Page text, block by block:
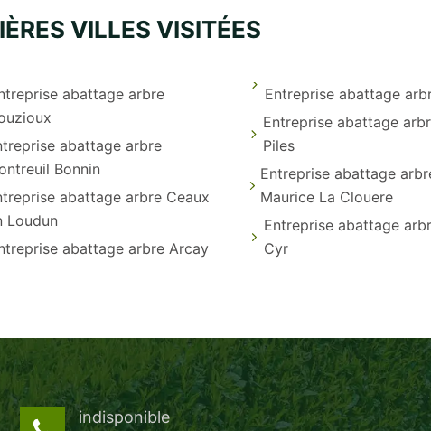
VILLES VISITÉES
abattage arbre
abattage arbre
Bonnin
abattage arbre Ceaux
Loudun
abattage arbre Arcay
Entreprise abattage
Entreprise abattage
Piles
Entreprise abattage
Maurice La Clouere
Entreprise abattage
Cyr
indisponible